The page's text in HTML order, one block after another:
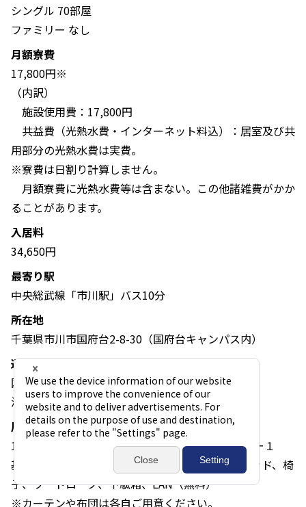
シングル 70部屋
ファミリー なし
月額寮費
17,800円※
（内訳）
施設使用費：17,800円
共益費（光熱水費・インターネット料込）：居室及び共
用部分の光熱水費は実費。
※寮費は日割り計算しません。
月額寮費に光熱水費等は含まない。この他諸雑費がかか
ることがあります。
入居料
34,650円
最寄り駅
中央総武線「市川駅」バス10分
所在地
千葉県市川市国府台2-8-30（国府台キャンパス内）
通学時間
国府台キャンパス 0分（敷地内）
湯島キャンパス 約1時間
居室概要
15㎡、ユニットバストイレ、キッチン（IHヒーター１
基）、冷蔵庫（冷凍庫付）、エアコン、デスクベッド、椅
子、ワードローブ、下駄箱、LAN（無料）
※カーテンや布団は各自ご用意ください。